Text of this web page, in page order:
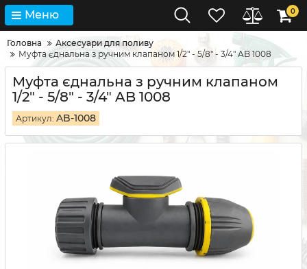
Меню 0
Головна
Аксесуари для поливу
Муфта єднальна з ручним клапаном 1/2" - 5/8" - 3/4" AB 1008
Муфта єднальна з ручним клапаном
1/2" - 5/8" - 3/4" AB 1008
Артикул: AB-1008